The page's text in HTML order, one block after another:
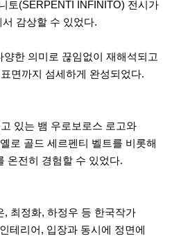
토(SERPENTI INFINITO) 전시가
감상할 수 있었다.
한 의미로 끊임없이 재해석되고
면까지 섬세하게 완성되었다.
있는 뱀 우로보로스 로고와
로 골드 세르펜티 벨트를 비롯해
온전히 경험할 수 있었다.
최정화, 하정우 등 한국작가
테리어, 입장과 동시에 정면에